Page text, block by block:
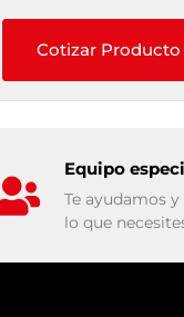
Cotizar Producto
Equipo
Te ayudamos
lo que